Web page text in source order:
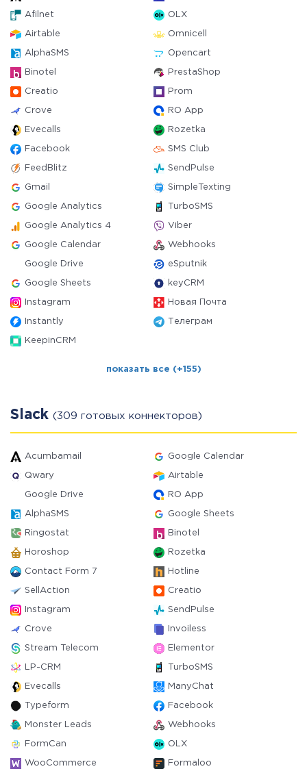
Afilnet OLX
Airtable Omnicell
AlphaSMS Opencart
Binotel PrestaShop
Creatio Prom
Crove RO App
Evecalls Rozetka
Facebook SMS Club
FeedBlitz SendPulse
Gmail SimpleTexting
Google Analytics TurboSMS
Google Analytics 4 Viber
Google Calendar Webhooks
Google Drive eSputnik
Google Sheets keyCRM
Instagram Новая Почта
Instantly Телеграм
KeepinCRM
показать все (+155)
Slack (309 готовых коннекторов)
Acumbamail Google Calendar
Qwary Airtable
Google Drive RO App
AlphaSMS Google Sheets
Ringostat Binotel
Horoshop Rozetka
Contact Form 7 Hotline
SellAction Creatio
Instagram SendPulse
Crove Invoiless
Stream Telecom Elementor
LP-CRM TurboSMS
Evecalls ManyChat
Typeform Facebook
Monster Leads Webhooks
FormCan OLX
WooCommerce Formaloo